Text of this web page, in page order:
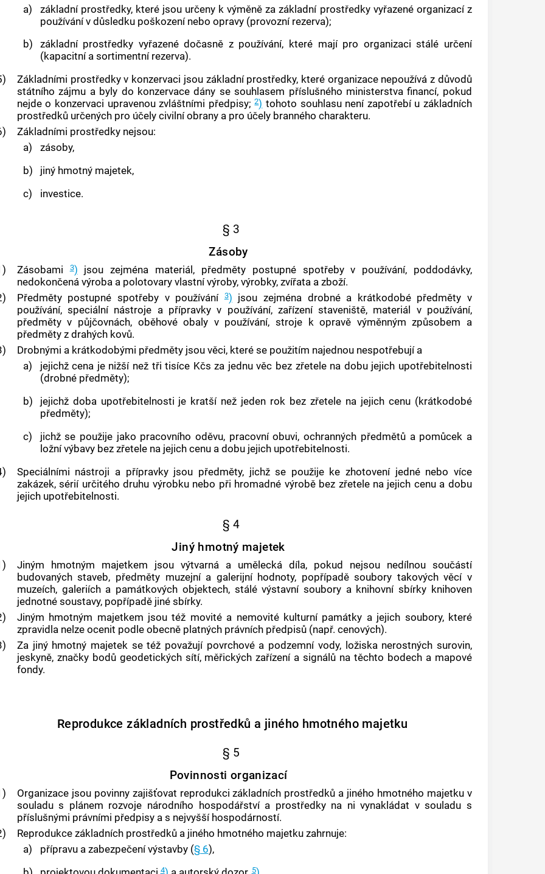
a)
základní prostředky, které jsou určeny k výměně za základní prostředky vyřazené organizací z
používání v důsledku poškození nebo opravy (provozní rezerva);
b)
základní prostředky vyřazené dočasně z používání, které mají pro organizaci stálé určení
(kapacitní a sortimentní rezerva).
Základními prostředky v konzervaci jsou základní prostředky, které organizace nepoužívá z důvodů
státního zájmu a byly do konzervace dány se souhlasem příslušného ministerstva financí, pokud
nejde o konzervaci upravenou zvláštními předpisy;2) tohoto souhlasu není zapotřebí u základních
prostředků určených pro účely civilní obrany a pro účely branného charakteru.
Základními prostředky nejsou:
a)
zásoby,
b)
jiný hmotný majetek,
c)
investice.
§ 3
Zásoby
Zásobami3) jsou zejména materiál, předměty postupné spotřeby v používání, poddodávky,
nedokončená výroba a polotovary vlastní výroby, výrobky, zvířata a zboží.
Předměty postupné spotřeby v používání3) jsou zejména drobné a krátkodobé předměty v
používání, speciální nástroje a přípravky v používání, zařízení staveniště, materiál v používání,
předměty v půjčovnách, oběhové obaly v používání, stroje k opravě výměnným způsobem a
předměty z drahých kovů.
Drobnými a krátkodobými předměty jsou věci, které se použitím najednou nespotřebují a
a)
jejichž cena je nižší než tři tisíce Kčs za jednu věc bez zřetele na dobu jejich upotřebitelnosti
(drobné předměty);
b)
jejichž doba upotřebitelnosti je kratší než jeden rok bez zřetele na jejich cenu (krátkodobé
předměty);
c)
jichž se použije jako pracovního oděvu, pracovní obuvi, ochranných předmětů a pomůcek a
ložní výbavy bez zřetele na jejich cenu a dobu jejich upotřebitelnosti.
Speciálními nástroji a přípravky jsou předměty, jichž se použije ke zhotovení jedné nebo více
zakázek, sérií určitého druhu výrobku nebo při hromadné výrobě bez zřetele na jejich cenu a dobu
jejich upotřebitelnosti.
§ 4
Jiný hmotný majetek
Jiným hmotným majetkem jsou výtvarná a umělecká díla, pokud nejsou nedílnou součástí
budovaných staveb, předměty muzejní a galerijní hodnoty, popřípadě soubory takových věcí v
muzeích, galeriích a památkových objektech, stálé výstavní soubory a knihovní sbírky knihoven
jednotné soustavy, popřípadě jiné sbírky.
Jiným hmotným majetkem jsou též movité a nemovité kulturní památky a jejich soubory, které
zpravidla nelze ocenit podle obecně platných právních předpisů (např. cenových).
Za jiný hmotný majetekse též považují povrchové a podzemní vody, ložiska nerostných surovin,
jeskyně, značky bodů geodetických sítí, měřických zařízení a signálů na těchto bodech a mapové
fondy.
Reprodukce základních prostředků a jiného hmotného majetku
§ 5
Povinnosti organizací
Organizace jsou povinny zajišťovat reprodukci základních prostředků a jiného hmotného majetku v
souladu s plánem rozvoje národního hospodářství a prostředky na ni vynakládat v souladu s
příslušnými právními předpisy a s nejvyšší hospodárností.
Reprodukce základních prostředků a jiného hmotného majetkuzahrnuje:
a)
přípravu a zabezpečení výstavby (§ 6),
4 5